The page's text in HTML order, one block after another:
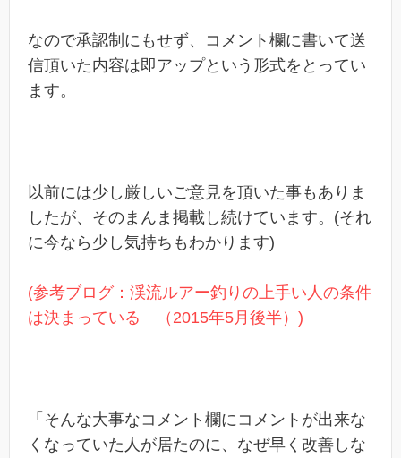
なので承認制にもせず、コメント欄に書いて送
信頂いた内容は即アップという形式をとってい
ます。
以前には少し厳しいご意見を頂いた事もありま
したが、そのまんま掲載し続けています。(それ
に今なら少し気持ちもわかります)
(参考ブログ：渓流ルアー釣りの上手い人の条件
は決まっている （2015年5月後半）)
「そんな大事なコメント欄にコメントが出来な
くなっていた人が居たのに、なぜ早く改善しな